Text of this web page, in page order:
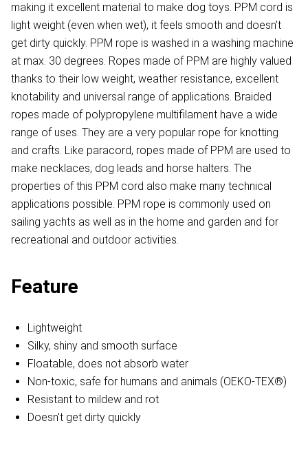
making it excellent material to make dog toys. PPM cord is
light weight (even when wet), it feels smooth and doesn't
get dirty quickly. PPM rope is washed in a washing machine
at max. 30 degrees. Ropes made of PPM are highly valued
thanks to their low weight, weather resistance, excellent
knotability and universal range of applications. Braided
ropes made of polypropylene multifilament have a wide
range of uses. They are a very popular rope for knotting
and crafts. Like paracord, ropes made of PPM are used to
make necklaces, dog leads and horse halters. The
properties of this PPM cord also make many technical
applications possible. PPM rope is commonly used on
sailing yachts as well as in the home and garden and for
recreational and outdoor activities.
Feature
Lightweight
Silky, shiny and smooth surface
Floatable, does not absorb water
Non-toxic, safe for humans and animals (OEKO-TEX®)
Resistant to mildew and rot
Doesn't get dirty quickly